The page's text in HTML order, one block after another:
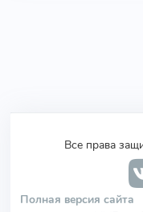
Все права
Полная версия сайта